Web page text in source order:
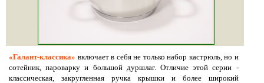
«Галант-классика» включает в себя не только набор кастрюль, но и
сотейник, пароварку и большой дуршлаг. Отличие этой серии -
классическая, закругленная ручка крышки и более широкий